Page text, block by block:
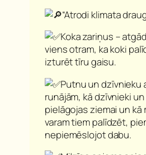
“Atrodi klimata
Koka zariņus –
viens otram, ka koki
izturēt tīru gaisu.
Putnu un dzīvnieku
runājām, kā dzīvnieki
pielāgojas ziemai un kā
varam tiem palīdzēt,
nepiemēslojot dabu.